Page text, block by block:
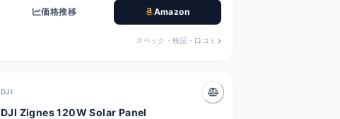
価格推移 Amazon
スペック・検証・口コミ
DJI
DJI Zignes 120W Solar Panel